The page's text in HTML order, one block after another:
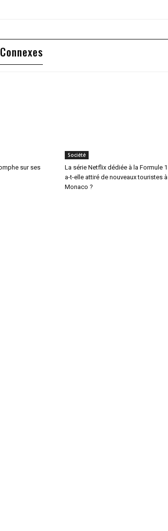
sur ses
Société
La série Netflix dédiée à la Formule 1
a-t-elle attiré de nouveaux touristes à
Monaco ?